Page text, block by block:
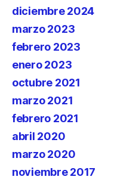
diciembre 2024
marzo 2023
febrero 2023
enero 2023
octubre 2021
marzo 2021
febrero 2021
abril 2020
marzo 2020
noviembre 2017